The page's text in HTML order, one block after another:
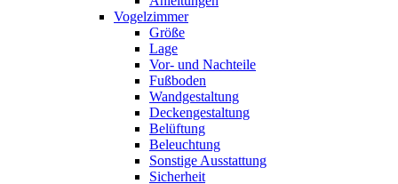
Vogelzimmer
Größe
Lage
Vor- und Nachteile
Fußboden
Wandgestaltung
Deckengestaltung
Belüftung
Beleuchtung
Sonstige Ausstattung
Sicherheit